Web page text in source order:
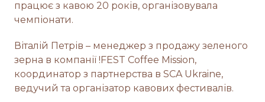
працює з кавою 20 років, організовувала
чемпіонати.
Віталій Петрів – менеджер з продажу зеленого
зерна в компанії !FEST Coffee Mission,
координатор з партнерства в SCA Ukraine,
ведучий та організатор кавових фестивалів.